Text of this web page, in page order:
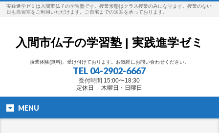
実践進学ゼミは入間市仏子の学習塾です。授業形態はクラス授業のみになります。授業のない
日も自習室をご利用いただけます。ご自宅までの送迎を承っております。
入間市仏子の学習塾 | 実践進学ゼミ
授業体験(無料)、受け付けております。お気軽にお問い合わせください。
TEL 04-2902-6667
受付時間 15:00〜18:30
定休日 木曜日・日曜日
MENU